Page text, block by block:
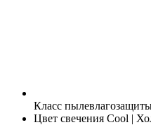
Класс
Цвет свечения Cool |